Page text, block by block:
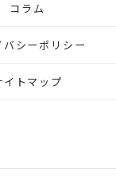
コラム
バシーポリシー
イトマップ